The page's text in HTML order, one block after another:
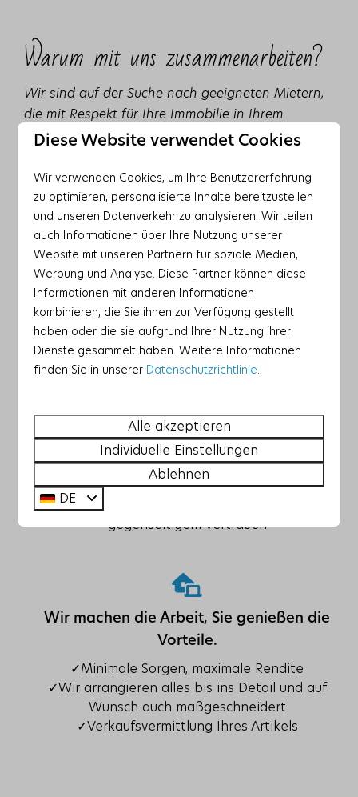
Warum mit uns zusammenarbeiten?
Wir sind auf der Suche nach geeigneten Mietern,
die mit Respekt für Ihre Immobilie in Ihrem
Zuhause bleiben. Ihr Zuhause ist bei uns in guten
Maximale Rendite für Ihr Feriendomizil
✓Hohe Auslastung
✓Erwähnung auf mehreren Websites
✓Gute Präsentation auf unserer Website
Was können wir für dich tun?
✓Mieten Sie Ihr Haus zu einem fairen Preis
✓Renovieren Sie Ihr Ferienhaus
gegenseitigem Vertrauen
Wir machen die Arbeit, Sie genießen die
Vorteile.
✓Minimale Sorgen, maximale Rendite
✓Wir arrangieren alles bis ins Detail und auf
Wunsch auch maßgeschneidert
✓Verkaufsvermittlung Ihres Artikels
Diese Website verwendet Cookies
Wir verwenden Cookies, um Ihre Benutzererfahrung
zu optimieren, personalisierte Inhalte bereitzustellen
und unseren Datenverkehr zu analysieren. Wir teilen
auch Informationen über Ihre Nutzung unserer
Website mit unseren Partnern für soziale Medien,
Werbung und Analyse. Diese Partner können diese
Informationen mit anderen Informationen
kombinieren, die Sie ihnen zur Verfügung gestellt
haben oder die sie aufgrund Ihrer Nutzung ihrer
Dienste gesammelt haben. Weitere Informationen
finden Sie in unserer
Datenschutzrichtlinie
Alle akzeptieren
Individuelle Einstellungen
Ablehnen
DE